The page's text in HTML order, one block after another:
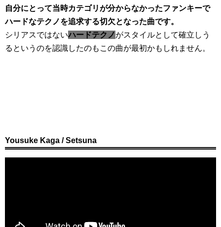
自分にとって当時カテゴリが分からなかったファンキーで
ハードなテクノを追求する切欠となった曲です。
シリアスではないハードテクノがスタイルとして確立しう
るというのを認識したのもこの曲が最初かもしれません。
Yousuke Kaga / Setsuna